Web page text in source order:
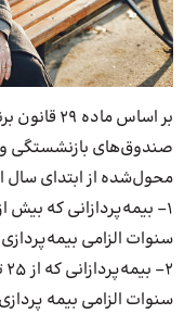
بر اساس
صندوق‌های بازنشستگی و
محول‌شده از ابتدای سال
سنوات الزامی
سنوات الزامی بیمه­